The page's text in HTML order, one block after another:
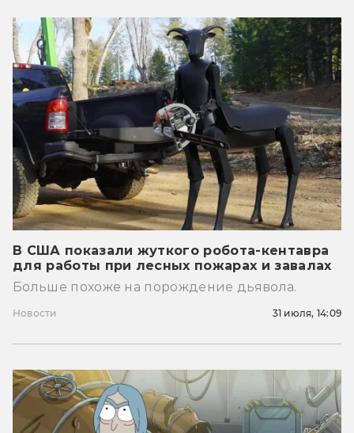
В США показали жуткого робота-кентавра
для работы при лесных пожарах и завалах
Больше похоже на порождение дьявола.
Новости 31 июля, 14:09